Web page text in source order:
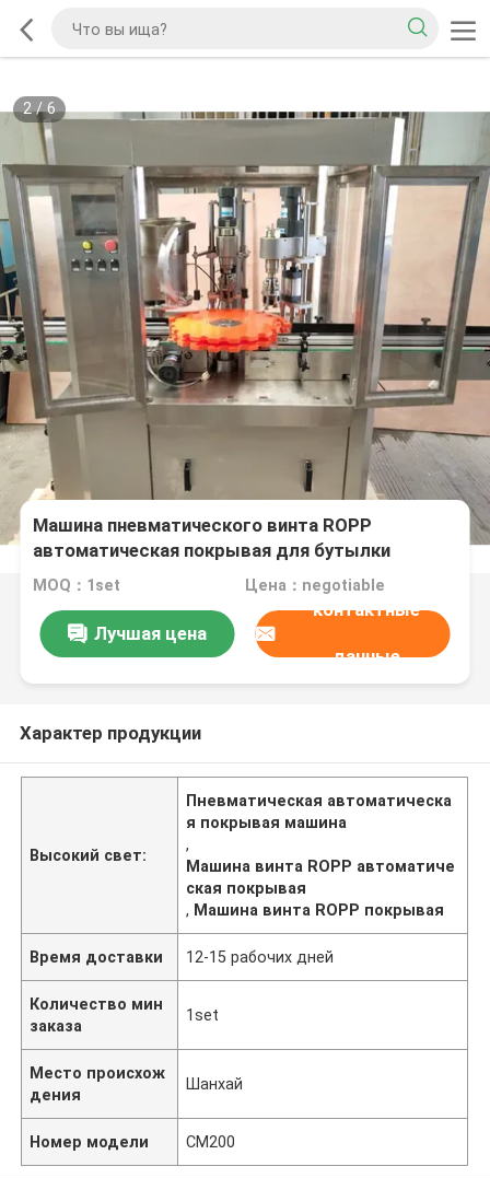
2/6
Машина пневматического винта ROPP
автоматическая покрывая для бутылки
бокала
MOQ：1set Цена：negotiable
Лучшая цена
контактные
данные
Характер продукции
Высокий свет:
Пневматическая автоматическа
я покрывая машина
,
Машина винта ROPP автоматиче
ская покрывая
, Машина винта ROPP покрывая
Время доставки 12-15 рабочих дней
Количество мин
заказа
1set
Место происхож
дения
Шанхай
Номер модели CM200